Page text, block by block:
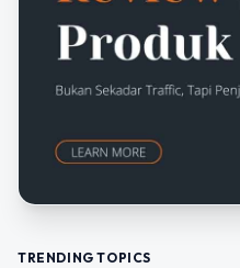
TRENDING TOPICS